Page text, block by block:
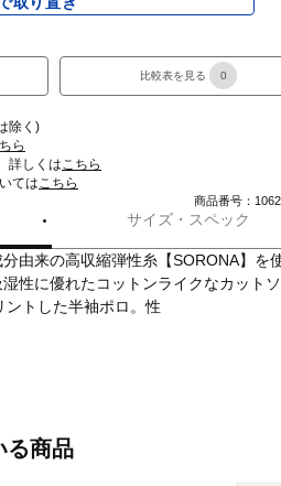
比較表を見る 0
除く)
ら
詳しくは こちら
ては こちら
商品番号：
サイズ・スペック
由来の高収縮弾性糸【SORONA】を
性に優れたコットンライクなカット
トした半袖ポロ。性
る商品